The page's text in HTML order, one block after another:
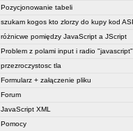
Pozycjonowanie tabeli
szukam kogos kto zlorzy do kupy kod
różnicwe pomiędzy JavaScript a JScript
Problem z polami input i radio "javascript"
przezroczystosc tla
Formularz + załączenie pliku
Forum
JavaScript XML
Pomocy